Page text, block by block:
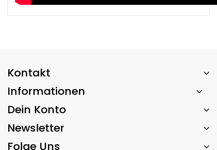
Kontakt
Informationen
Dein Konto
Newsletter
Folge Uns